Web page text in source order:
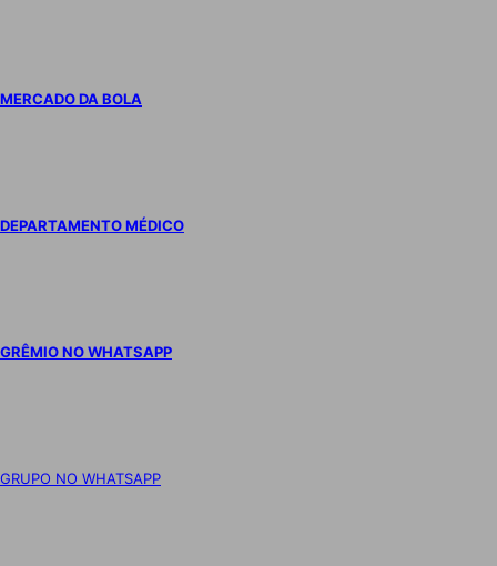
MERCADO DA BOLA
DEPARTAMENTO MÉDICO
GRÊMIO NO WHATSAPP
GRUPO NO WHATSAPP